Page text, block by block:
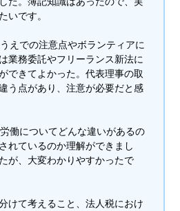
いです。
えでの注意点やボランティアに
業務委託やフリーランス新法に
できてよかった。代表理事の取
う点があり、注意が必要だと感
働についてどんな違いがあるの
れているのか理解ができまし
が、大変わかりやすかったで
けて考えること、法人税におけ